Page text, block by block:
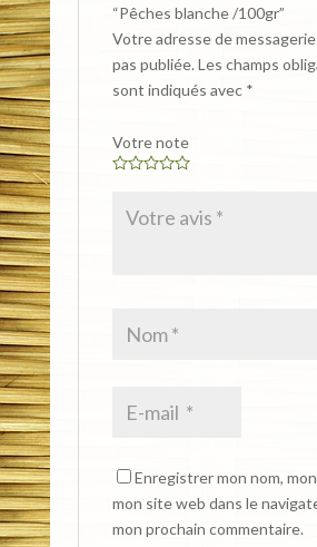
“Pêches blanche /100gr”
Votre adresse de
pas publiée. Les champs
sont indiqués avec *
Votre note
Enregistrer mon nom,
mon site web dans le
mon prochain commentaire.